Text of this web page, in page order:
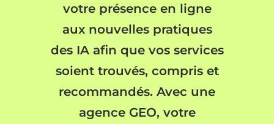
votre présence en ligne
aux nouvelles pratiques
des IA afin que vos services
soient trouvés, compris et
recommandés. Avec une
agence GEO, votre